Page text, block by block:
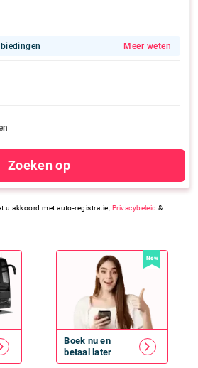
Meer weten
Zoeken op
u akkoord met auto-registratie, Privacybeleid &
New
Boek nu en
betaal later